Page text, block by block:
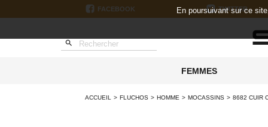
FACEBOOK TWITTER

FEMMES
ACCUEIL FLUCHOS HOMME MOCASSINS 8682 CUIR
En poursuivant sur ce